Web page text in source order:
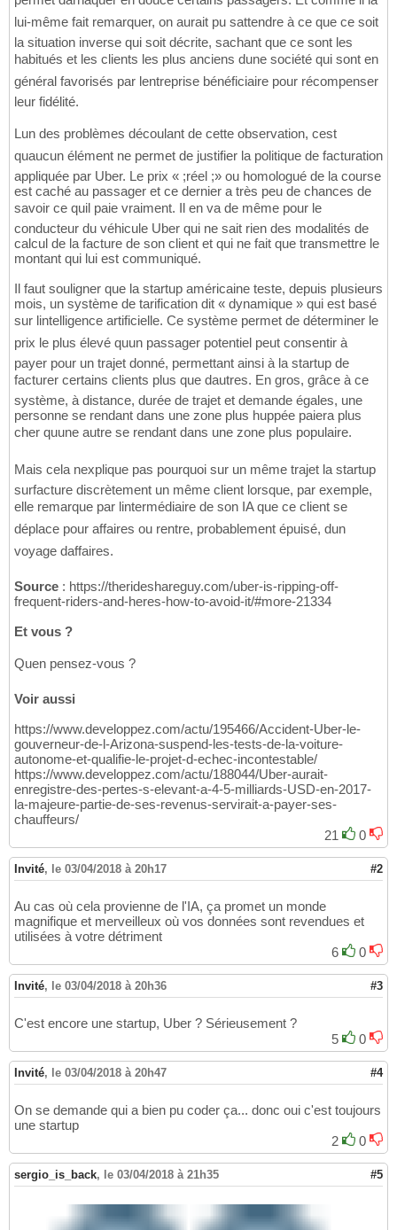
lui-même fait remarquer, on aurait pu sattendre à ce que ce soit
la situation inverse qui soit décrite, sachant que ce sont les
habitués et les clients les plus anciens dune société qui sont en
général favorisés par lentreprise bénéficiaire pour récompenser
leur fidélité.
Lun des problèmes découlant de cette observation, cest
quaucun élément ne permet de justifier la politique de facturation
appliquée par Uber. Le prix « ;réel ;» ou homologué de la course
est caché au passager et ce dernier a très peu de chances de
savoir ce quil paie vraiment. Il en va de même pour le
conducteur du véhicule Uber qui ne sait rien des modalités de
calcul de la facture de son client et qui ne fait que transmettre le
montant qui lui est communiqué.
Il faut souligner que la startup américaine teste, depuis plusieurs
mois, un système de tarification dit « dynamique » qui est basé
sur lintelligence artificielle. Ce système permet de déterminer le
prix le plus élevé quun passager potentiel peut consentir à
payer pour un trajet donné, permettant ainsi à la startup de
facturer certains clients plus que dautres. En gros, grâce à ce
système, à distance, durée de trajet et demande égales, une
personne se rendant dans une zone plus huppée paiera plus
cher quune autre se rendant dans une zone plus populaire.
Mais cela nexplique pas pourquoi sur un même trajet la startup
surfacture discrètement un même client lorsque, par exemple,
elle remarque par lintermédiaire de son IA que ce client se
déplace pour affaires ou rentre, probablement épuisé, dun
voyage daffaires.
Source : https://therideshareguy.com/uber-is-ripping-off-
frequent-riders-and-heres-how-to-avoid-it/#more-21334
Et vous ?
Quen pensez-vous ?
Voir aussi
https://www.developpez.com/actu/195466/Accident-Uber-le-
gouverneur-de-l-Arizona-suspend-les-tests-de-la-voiture-
autonome-et-qualifie-le-projet-d-echec-incontestable/
https://www.developpez.com/actu/188044/Uber-aurait-
enregistre-des-pertes-s-elevant-a-4-5-milliards-USD-en-2017-
la-majeure-partie-de-ses-revenus-servirait-a-payer-ses-
chauffeurs/
21
0
Invité, le 03/04/2018 à 20h17 #2
Au cas où cela provienne de l'IA, ça promet un monde
magnifique et merveilleux où vos données sont revendues et
utilisées à votre détriment
6
0
Invité, le 03/04/2018 à 20h36 #3
C'est encore une startup, Uber ? Sérieusement ?
5
0
Invité, le 03/04/2018 à 20h47 #4
On se demande qui a bien pu coder ça... donc oui c'est toujours
une startup
2
0
sergio_is_back, le 03/04/2018 à 21h35 #5